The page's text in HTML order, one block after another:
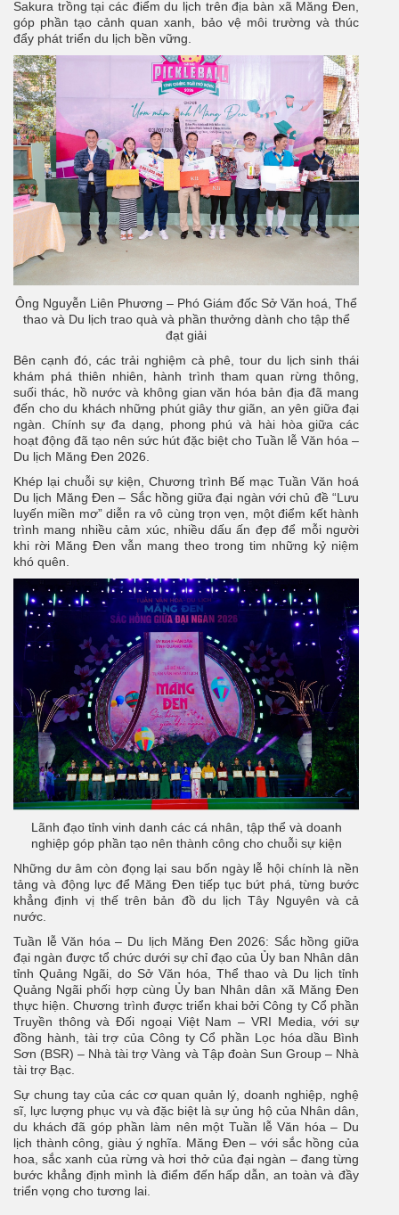
Sakura trồng tại các điểm du lịch trên địa bàn xã Măng Đen,
góp phần tạo cảnh quan xanh, bảo vệ môi trường và thúc
đẩy phát triển du lịch bền vững.
Ông Nguyễn Liên Phương – Phó Giám đốc Sở Văn hoá, Thể
thao và Du lịch trao quà và phần thưởng dành cho tập thể
đạt giải
Bên cạnh đó, các trải nghiệm cà phê, tour du lịch sinh thái
khám phá thiên nhiên, hành trình tham quan rừng thông,
suối thác, hồ nước và không gian văn hóa bản địa đã mang
đến cho du khách những phút giây thư giãn, an yên giữa đại
ngàn. Chính sự đa dạng, phong phú và hài hòa giữa các
hoạt động đã tạo nên sức hút đặc biệt cho Tuần lễ Văn hóa –
Du lịch Măng Đen 2026.
Khép lại chuỗi sự kiện, Chương trình Bế mạc Tuần Văn hoá
Du lịch Măng Đen – Sắc hồng giữa đại ngàn với chủ đề “Lưu
luyến miền mơ” diễn ra vô cùng trọn vẹn, một điểm kết hành
trình mang nhiều cảm xúc, nhiều dấu ấn đẹp để mỗi người
khi rời Măng Đen vẫn mang theo trong tim những kỷ niệm
khó quên.
Lãnh đạo tỉnh vinh danh các cá nhân, tập thể và doanh
nghiệp góp phần tạo nên thành công cho chuỗi sự kiện
Những dư âm còn đọng lại sau bốn ngày lễ hội chính là nền
tảng và động lực để Măng Đen tiếp tục bứt phá, từng bước
khẳng định vị thế trên bản đồ du lịch Tây Nguyên và cả
nước.
Tuần lễ Văn hóa – Du lịch Măng Đen 2026: Sắc hồng giữa
đại ngàn được tổ chức dưới sự chỉ đạo của Ủy ban Nhân dân
tỉnh Quảng Ngãi, do Sở Văn hóa, Thể thao và Du lịch tỉnh
Quảng Ngãi phối hợp cùng Ủy ban Nhân dân xã Măng Đen
thực hiện. Chương trình được triển khai bởi Công ty Cổ phần
Truyền thông và Đối ngoại Việt Nam – VRI Media, với sự
đồng hành, tài trợ của Công ty Cổ phần Lọc hóa dầu Bình
Sơn (BSR) – Nhà tài trợ Vàng và Tập đoàn Sun Group – Nhà
tài trợ Bạc.
Sự chung tay của các cơ quan quản lý, doanh nghiệp, nghệ
sĩ, lực lượng phục vụ và đặc biệt là sự ủng hộ của Nhân dân,
du khách đã góp phần làm nên một Tuần lễ Văn hóa – Du
lịch thành công, giàu ý nghĩa. Măng Đen – với sắc hồng của
hoa, sắc xanh của rừng và hơi thở của đại ngàn – đang từng
bước khẳng định mình là điểm đến hấp dẫn, an toàn và đầy
triển vọng cho tương lai.